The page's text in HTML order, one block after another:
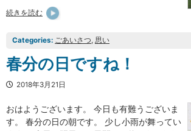
続きを読む
Categories: ごあいさつ, 思い
春分の日ですね！
2018年3月21日
おはようございます。 今日も有難うございま
す。 春分の日の朝です。 少し小雨が舞ってい